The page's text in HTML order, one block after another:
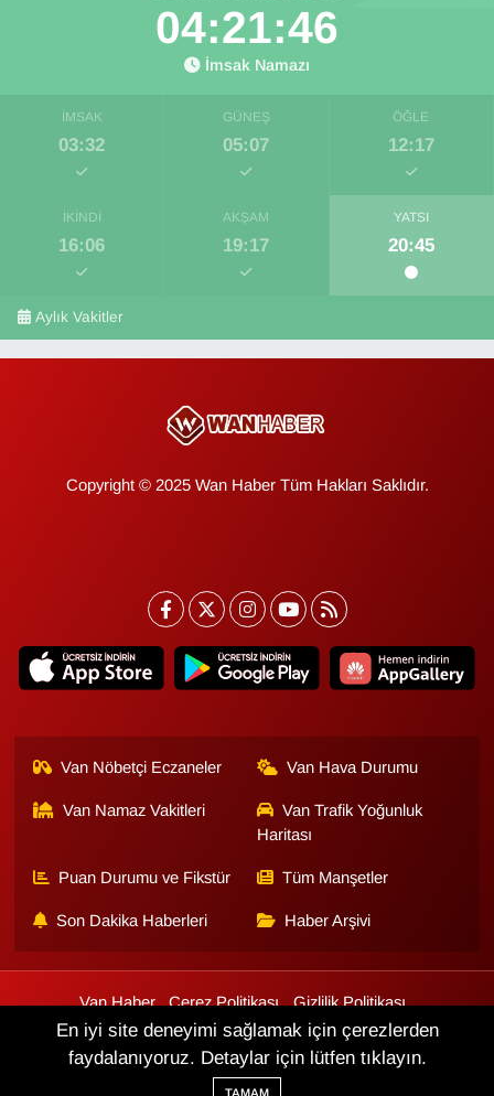
04:21:45
İmsak Namazı
İMSAK
03:32
GÜNEŞ
05:07
ÖĞLE
12:17
İKINDI
16:06
AKŞAM
19:17
YATSI
20:45
Aylık Vakitler
Copyright © 2025 Wan Haber Tüm Hakları Saklıdır.
Van Nöbetçi Eczaneler Van Hava Durumu
Van Namaz Vakitleri
Van Trafik Yoğunluk
Haritası
Puan Durumu ve Fikstür Tüm Manşetler
Son Dakika Haberleri Haber Arşivi
Van Haber Çerez Politikası
Gizlilik Politikası
Üyelik Sözleşmesi
Veri Politikası Künye İletişim
Haber Yazılımı:TE Bilişim
En iyi site deneyimi sağlamak için çerezlerden
faydalanıyoruz. Detaylar için lütfen tıklayın.
TAMAM